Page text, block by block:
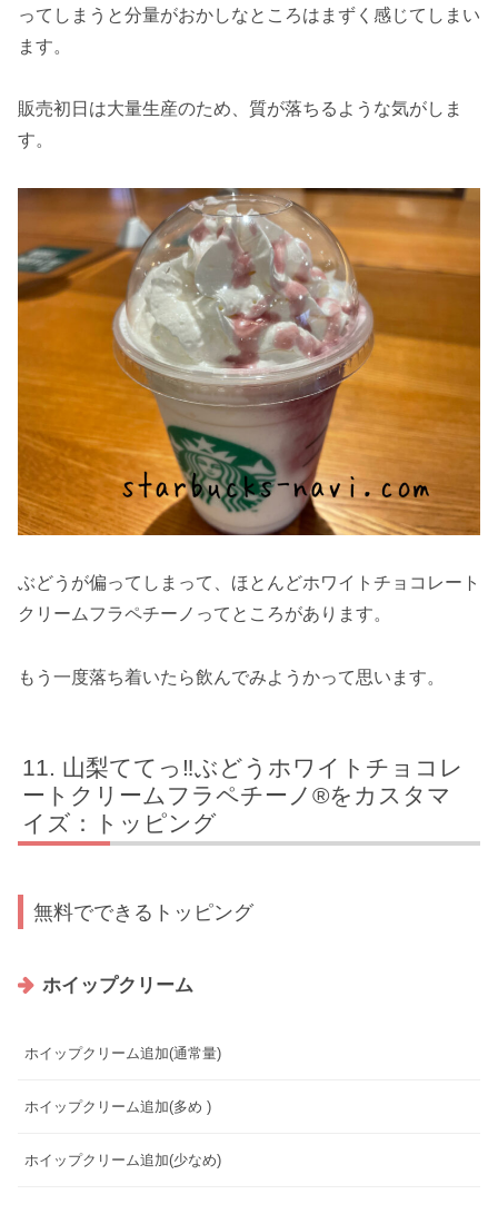
ってしまうと分量がおかしなところはまずく感じてしまい
ます。
販売初日は大量生産のため、質が落ちるような気がしま
す。
ぶどうが偏ってしまって、ほとんどホワイトチョコレート
クリームフラペチーノってところがあります。
もう一度落ち着いたら飲んでみようかって思います。
山梨ててっ‼ぶどうホワイトチョコレ
ートクリームフラペチーノ®をカスタマ
イズ：トッピング
無料でできるトッピング
ホイップクリーム
ホイップクリーム追加(通常量)
ホイップクリーム追加(多め )
ホイップクリーム追加(少なめ)